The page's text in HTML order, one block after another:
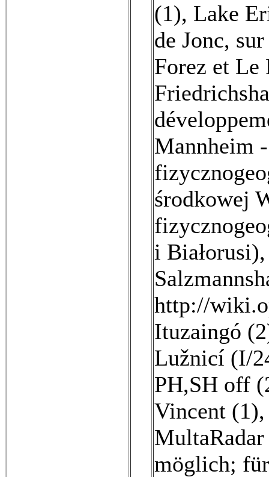
(1), Lake
de Jonc,
Forez et Le
Mannheim
środkowej
i
http://
Ituzaingó
Lužnicí (I/
PH,SH off
Vincent (1)
möglich;